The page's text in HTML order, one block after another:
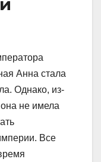
Анна стала
Однако, из-
не имела
Все